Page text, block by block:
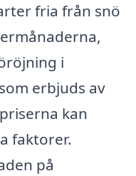
fria från snö
i
erbjuds av
kan
faktorer.
på